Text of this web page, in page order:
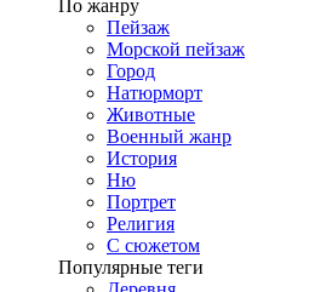
По жанру
Пейзаж
Морской пейзаж
Город
Натюрморт
Животные
Военный жанр
История
Ню
Портрет
Религия
С сюжетом
Популярные теги